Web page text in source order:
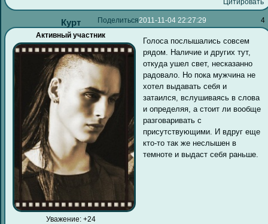
Цитировать
Поделиться 4
2011-11-04 22:27:29
Курт
Активный участник
Уважение: +24
Голоса послышались совсем
рядом. Наличие и других тут,
откуда ушел свет, несказанно
радовало. Но пока мужчина не
хотел выдавать себя и
затаился, вслушиваясь в слова
и определяя, а стоит ли вообще
разговаривать с
присутствующими. И вдруг еще
кто-то так же неслышен в
темноте и выдаст себя раньше.